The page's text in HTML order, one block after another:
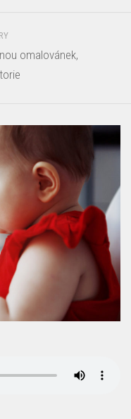
omalovánek,